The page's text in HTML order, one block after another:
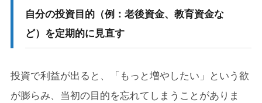
自分の投資目的（例：老後資金、教育資金な
ど）を定期的に見直す
投資で利益が出ると、「もっと増やしたい」という欲
が膨らみ、当初の目的を忘れてしまうことがありま